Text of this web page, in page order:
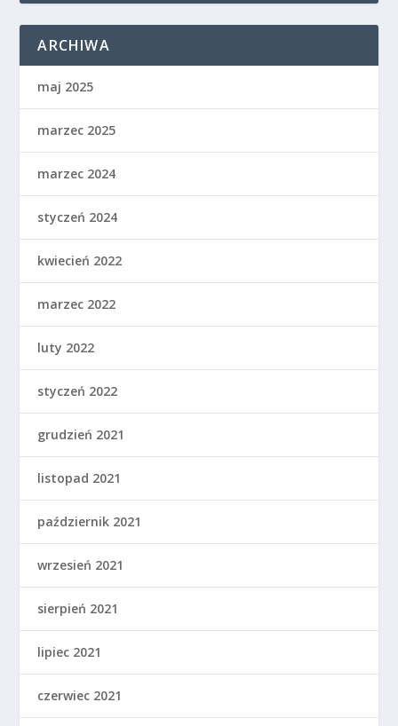
ARCHIWA
maj 2025
marzec 2025
marzec 2024
styczeń 2024
kwiecień 2022
marzec 2022
luty 2022
styczeń 2022
grudzień 2021
listopad 2021
październik 2021
wrzesień 2021
sierpień 2021
lipiec 2021
czerwiec 2021